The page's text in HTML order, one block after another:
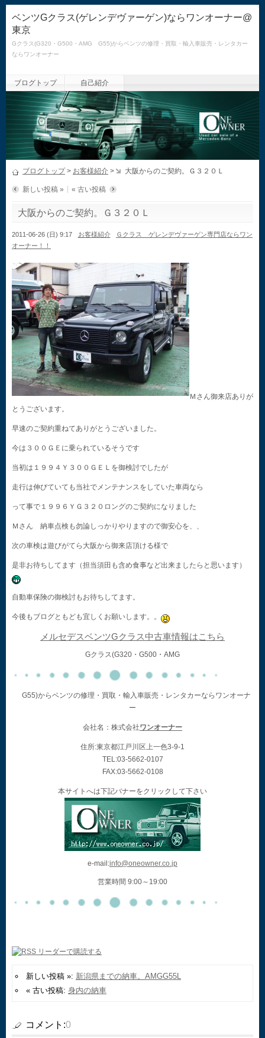
ベンツGクラス(ゲレンデヴァーゲン)ならワンオーナー@
東京
Gクラス(G320・G500・AMG G55)からベンツの修理・買取・輸入車販売・レンタカー
ならワンオーナー
ブログトップ 自己紹介
ブログトップ> お客様紹介 > 大阪からのご契約。Ｇ３２０Ｌ
新しい投稿 » « 古い投稿
大阪からのご契約。Ｇ３２０Ｌ
2011-06-26 (日) 9:17 お客様紹介
Ｇクラス ゲレンデヴァーゲン専門店ならワン
オーナー！！
Ｍさん御来店ありが
とうございます。
早速のご契約重ねてありがとうございました。
今は３００ＧＥに乗られているそうです
当初は１９９４Ｙ３００ＧＥＬを御検討でしたが
走行は伸びていても当社でメンテナンスをしていた車両なら
って事で１９９６ＹＧ３２０ロングのご契約になりました
Ｍさん 納車点検も勿論しっかりやりますので御安心を、、
次の車検は遊びがてら大阪から御来店頂ける様で
是非お待ちしてます（担当須田も含め食事など出来ましたらと思います）
自動車保険の御検討もお待ちしてます。
今後もブログともども宜しくお願いします。。
メルセデスベンツGクラス中古車情報はこちら
Gクラス(G320・G500・AMG
G55)からベンツの修理・買取・輸入車販売・レンタカーならワンオーナ
ー
会社名：株式会社ワンオーナー
住所:東京都江戸川区上一色3-9-1
TEL:03-5662-0107
FAX:03-5662-0108
本サイトへは下記バナーをクリックして下さい
e-mail:info@oneowner.co.jp
営業時間 9:00～19:00
新しい投稿 »: 新潟県までの納車。AMGG55L
« 古い投稿: 身内の納車
コメント:0